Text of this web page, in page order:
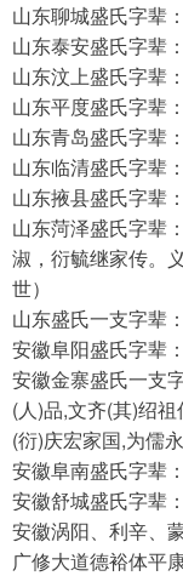
山东聊城盛氏字辈
山东泰安盛氏字辈：
山东汶上盛氏字辈
山东平度盛氏字辈
山东青岛盛氏字辈
山东临清盛氏字辈
山东掖县盛氏字辈
山东菏泽盛氏字辈
淑，衍毓继家传。
世）
山东盛氏一支字辈：
安徽阜阳盛氏字辈：
安徽金寨盛氏一支
(人)品,文齐(其)绍
(衍)庆宏家国,为儒永
安徽阜南盛氏字辈
安徽舒城盛氏字辈
安徽涡阳、利辛、
广修大道德裕体平康